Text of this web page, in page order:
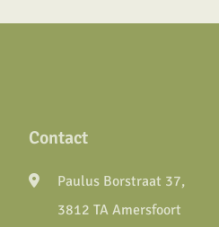
Contact
Paulus Borstraat 37,
3812 TA Amersfoort